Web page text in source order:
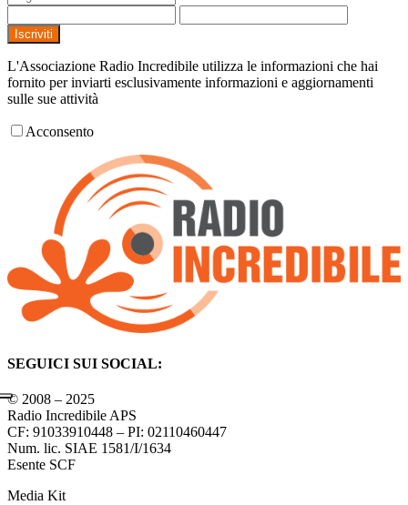
Iscriviti
L'Associazione Radio Incredibile utilizza le informazioni che hai
fornito per inviarti esclusivamente informazioni e aggiornamenti
sulle sue attività
Acconsento
SEGUICI SUI SOCIAL:
© 2008 – 2025
Radio Incredibile APS
CF: 91033910448 – PI: 02110460447
Num. lic. SIAE 1581/I/1634
Esente SCF
Media Kit